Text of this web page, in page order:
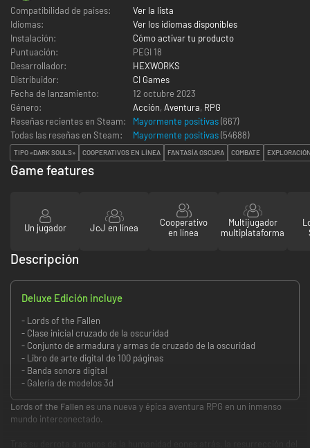
Compatibilidad de países:
Ver la lista
Idiomas:
Ver los idiomas disponibles
Instalación:
Cómo activar tu producto
Puntuación:
PEGI 18
Desarrollador:
HEXWORKS
Distribuidor:
CI Games
Fecha de lanzamiento:
12 octubre 2023
Género:
Acción, Aventura, RPG
Reseñas recientes en Steam:
Mayormente positivas(667)
Todas las reseñas en Steam:
Mayormente positivas(54688)
TIPO «DARK SOULS» COOPERATIVOS EN LÍNEA FANTASÍA OSCURA COMBATE
Game features
Un jugador JcJ en línea
Cooperativo
en línea
Multijugador
multiplataforma
Descripción
Deluxe Edición incluye
- Lords of the Fallen
- Clase inicial cruzado de la oscuridad
- Conjunto de armadura y armas de cruzado de la oscuridad
- Libro de arte digital de 100 páginas
- Banda sonora digital
- Galería de modelos 3d
Lords of the Fallen es una nueva y épica aventura RPG en un inmenso
mundo interconectado.